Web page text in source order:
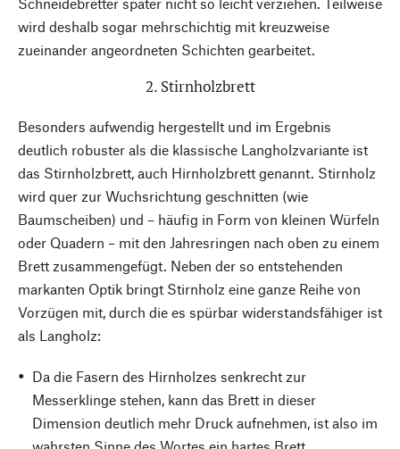
wird deshalb sogar mehrschichtig mit kreuzweise
zueinander angeordneten Schichten gearbeitet.
2. Stirnholzbrett
Besonders aufwendig hergestellt und im Ergebnis
deutlich robuster als die klassische Langholzvariante ist
das Stirnholzbrett, auch Hirnholzbrett genannt. Stirnholz
wird quer zur Wuchsrichtung geschnitten (wie
Baumscheiben) und – häufig in Form von kleinen Würfeln
oder Quadern – mit den Jahresringen nach oben zu einem
Brett zusammengefügt. Neben der so entstehenden
markanten Optik bringt Stirnholz eine ganze Reihe von
Vorzügen mit, durch die es spürbar widerstandsfähiger ist
als Langholz:
Da die Fasern des Hirnholzes senkrecht zur
Messerklinge stehen, kann das Brett in dieser
Dimension deutlich mehr Druck aufnehmen, ist also im
wahrsten Sinne des Wortes ein hartes Brett.